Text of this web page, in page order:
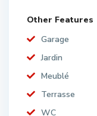
Other Features
Garage
Jardin
Meublé
Terrasse
WC